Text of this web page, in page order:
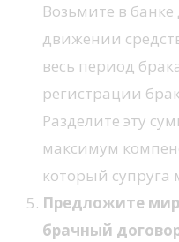
Возьмите в
движении
весь период
регистрации
Разделите эту
максимум
который супруга
Предложите
брачный